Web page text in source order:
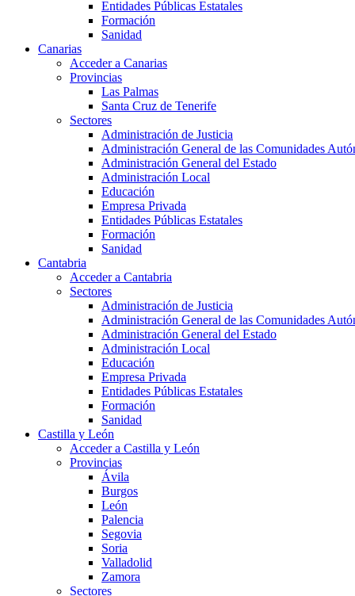
Entidades Públicas Estatales
Formación
Sanidad
Canarias
Acceder a Canarias
Provincias
Las Palmas
Santa Cruz de Tenerife
Sectores
Administración de Justicia
Administración General de las Comunidades
Administración General del Estado
Administración Local
Educación
Empresa Privada
Entidades Públicas Estatales
Formación
Sanidad
Cantabria
Acceder a Cantabria
Sectores
Administración de Justicia
Administración General de las Comunidades
Administración General del Estado
Administración Local
Educación
Empresa Privada
Entidades Públicas Estatales
Formación
Sanidad
Castilla y León
Acceder a Castilla y León
Provincias
Ávila
Burgos
León
Palencia
Segovia
Soria
Valladolid
Zamora
Sectores